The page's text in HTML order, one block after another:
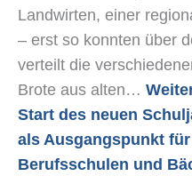
Landwirten, einer
– erst so konnten über
verteilt die
Brote aus alten…
Start des neuen
als Ausgangspunkt
Berufsschulen und